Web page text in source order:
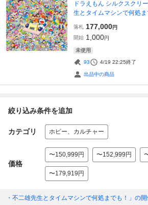
ドラえもん シルクスクリ
生とタイムマシンで何処ま
落札 177,000円
開始 1,000円
未使用
93 4/19 22:25終了
出品中の商品
絞り込み条件を追加
カテゴリ ホビー、カルチャー
価格
〜150,999円 〜152,999円
〜179,919円
f・不二雄先生とタイムマシンで何処までも！」 の